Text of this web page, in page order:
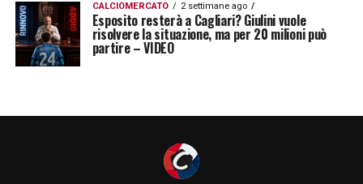
CALCIOMERCATO 2 settimane ago
Esposito resterà a Cagliari? Giulini vuole
risolvere la situazione, ma per 20 milioni può
partire – VIDEO